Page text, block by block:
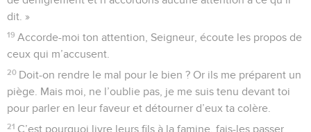
dit. »
19 Accorde-moi ton attention, Seigneur, écoute les propos de
ceux qui m’accusent.
20 Doit-on rendre le mal pour le bien ? Or ils me préparent un
piège. Mais moi, ne l’oublie pas, je me suis tenu devant toi
pour parler en leur faveur et détourner d’eux ta colère.
21 C’est pourquoi livre leurs fils à la famine, fais-les passer